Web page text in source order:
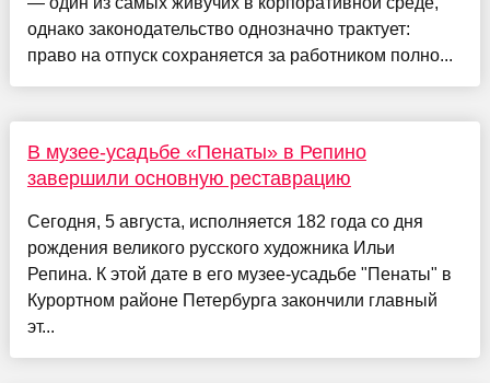
однако законодательство однозначно трактует:
право на отпуск сохраняется за работником полно...
В музее-усадьбе «Пенаты» в Репино
завершили основную реставрацию
Сегодня, 5 августа, исполняется 182 года со дня
рождения великого русского художника Ильи
Репина. К этой дате в его музее-усадьбе "Пенаты" в
Курортном районе Петербурга закончили главный
эт...